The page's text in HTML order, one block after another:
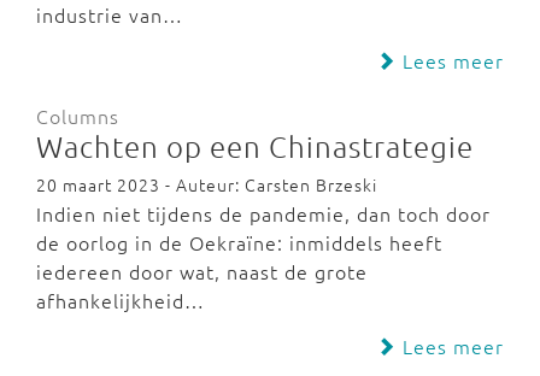
industrie van…
Lees meer
Columns
Wachten op een Chinastrategie
20 maart 2023 - Auteur: Carsten Brzeski
Indien niet tijdens de pandemie, dan toch door
de oorlog in de Oekraïne: inmiddels heeft
iedereen door wat, naast de grote
afhankelijkheid…
Lees meer